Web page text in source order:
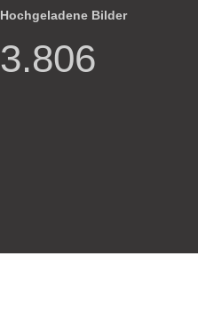
Hochgeladene Bilder
3.806